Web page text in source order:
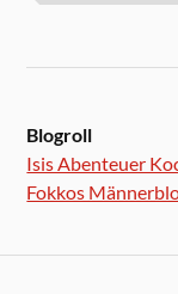
Blogroll
Isis Abenteuer
Fokkos